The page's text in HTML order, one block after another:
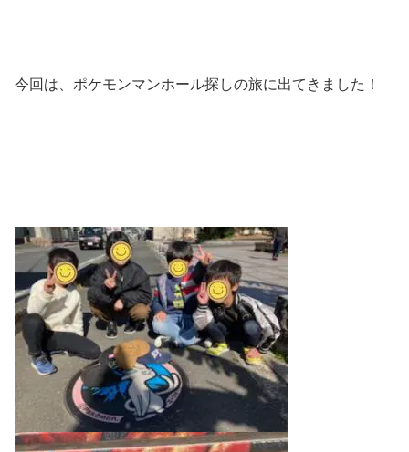
今回は、ポケモンマンホール探しの旅に出てきました！